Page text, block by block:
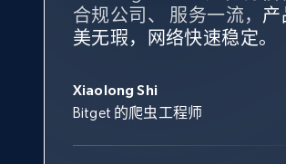
Twitter posts URLs
ID, User posted, Name, Description,
合规公司、 服务一流， 产
美无瑕，网络快速稳定。
Xiaolong Shi
Bitget 的爬虫工程师
Bright Data 拥有自有代理
设施，助您持续获取网络
帮助您轻松绕过烦人的验
（CAPTCHA）。
根据我的使用体验，Bright
的服务价值不可估量。
共网络数据以满足需求，
其支持团队和开发团队，
方。
tgndata 的首席执行官 (CEO)
我们对 Bright Data 的可
象深刻，对整体服务也非
沟通，他的协助对我们非
助。
我们对与 Bright Data 的合
到非常满意。各方面都很
服务和支持团队也非常认